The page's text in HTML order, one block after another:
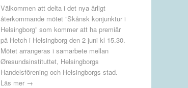
Välkommen att delta i det nya årligt
återkommande mötet ”Skånsk konjunktur i
Helsingborg” som kommer att ha premiär
på Hetch i Helsingborg den 2 juni kl 15.30.
Mötet arrangeras i samarbete mellan
Øresundsinstituttet, Helsingborgs
Handelsförening och Helsingborgs stad.
Läs mer →